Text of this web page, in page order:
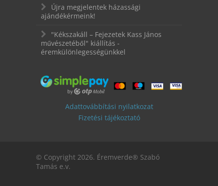
Újra megjelentek házassági
ajándékérmeink!
"Kékszakáll – Fejezetek Kass János
művészetéből" kiállítás -
éremkülönlegességünkkel
Adattovábbítási nyilatkozat
Fizetési tájékoztató
© Copyright 2026. Éremverde® Szabó
Tamás e.v.